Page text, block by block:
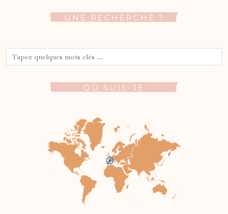
UNE RECHERCHE ?
OÙ SUIS-JE